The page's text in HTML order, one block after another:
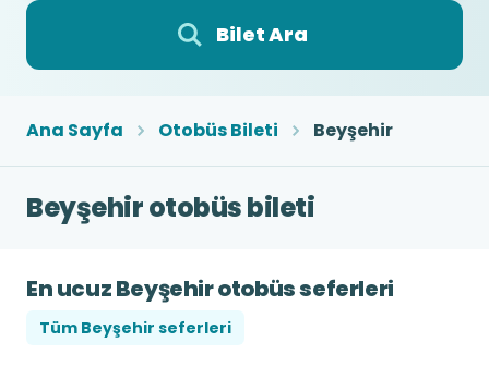
Bilet Ara
Ana Sayfa Otobüs Bileti Beyşehir
Beyşehir otobüs bileti
En ucuz Beyşehir otobüs seferleri
Tüm Beyşehir seferleri